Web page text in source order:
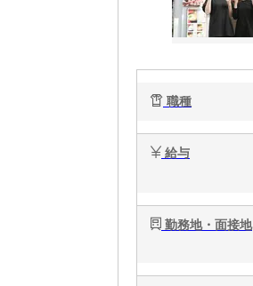
職種
給与
勤務地・面接地